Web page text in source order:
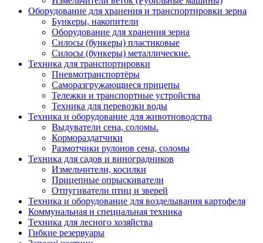
Оборудование для хранения и транспортировки зерна
Бункеры, накопители
Оборудование для хранения зерна
Силосы (бункеры) пластиковые
Силосы (бункеры) металлические.
Техника для транспортировки
Пневмотранспортёры
Саморазгружающиеся прицепы
Тележки и транспортные устройства
Техника для перевозки воды
Техника и оборудование для животноводства
Выдуватели сена, соломы.
Кормораздатчики
Размотчики рулонов сена, соломы
Техника для садов и виноградников
Измельчители, косилки
Прицепные опрыскиватели
Отпугиватели птиц и зверей
Техника и оборудование для возделывания картофеля
Коммунальная и специальная техника
Техника для лесного хозяйства
Гибкие резервуары